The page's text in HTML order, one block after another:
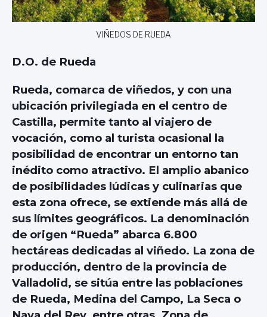
VIÑEDOS DE RUEDA
D.O. de Rueda
Rueda, comarca de viñedos, y con una
ubicación privilegiada en el centro de
Castilla, permite tanto al viajero de
vocación, como al turista ocasional la
posibilidad de encontrar un entorno tan
inédito como atractivo. El amplio abanico
de posibilidades lúdicas y culinarias que
esta zona ofrece, se extiende más allá de
sus límites geográficos. La denominación
de origen “Rueda” abarca 6.800
hectáreas dedicadas al viñedo. La zona de
producción, dentro de la provincia de
Valladolid, se sitúa entre las poblaciones
de Rueda, Medina del Campo, La Seca o